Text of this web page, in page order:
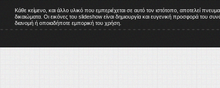
Κάθε κείμενο, και άλλο υλικό που εμπεριέχεται σε αυτό τον ιστότοπο, αποτελεί
δικαιώματα. Οι εικόνες του slideshow είναι δημιουργία και ευγενική προσφορά
διανομή ή οποιαδήποτε εμπορική του χρήση.